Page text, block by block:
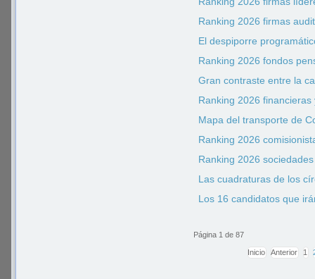
Ranking 2026 firmas
El despiporre
Ranking 2026 fondos
Gran contraste entre la
Ranking 2026
Mapa del transporte de
Ranking 2026
Ranking 2026
Las cuadraturas de los
Los 16 candidatos que
Página 1 de 87
Inicio Anterior 1